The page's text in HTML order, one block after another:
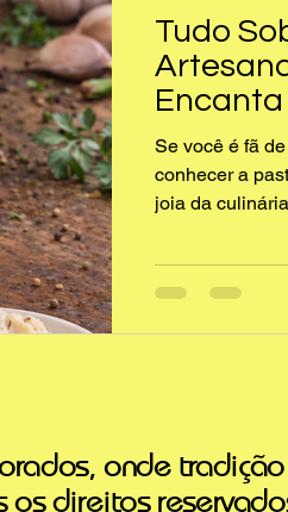
Tudo
Encanta
Se você é fã
conhecer a
joia da
cremosa e
delícia, suas
onde
os direitos